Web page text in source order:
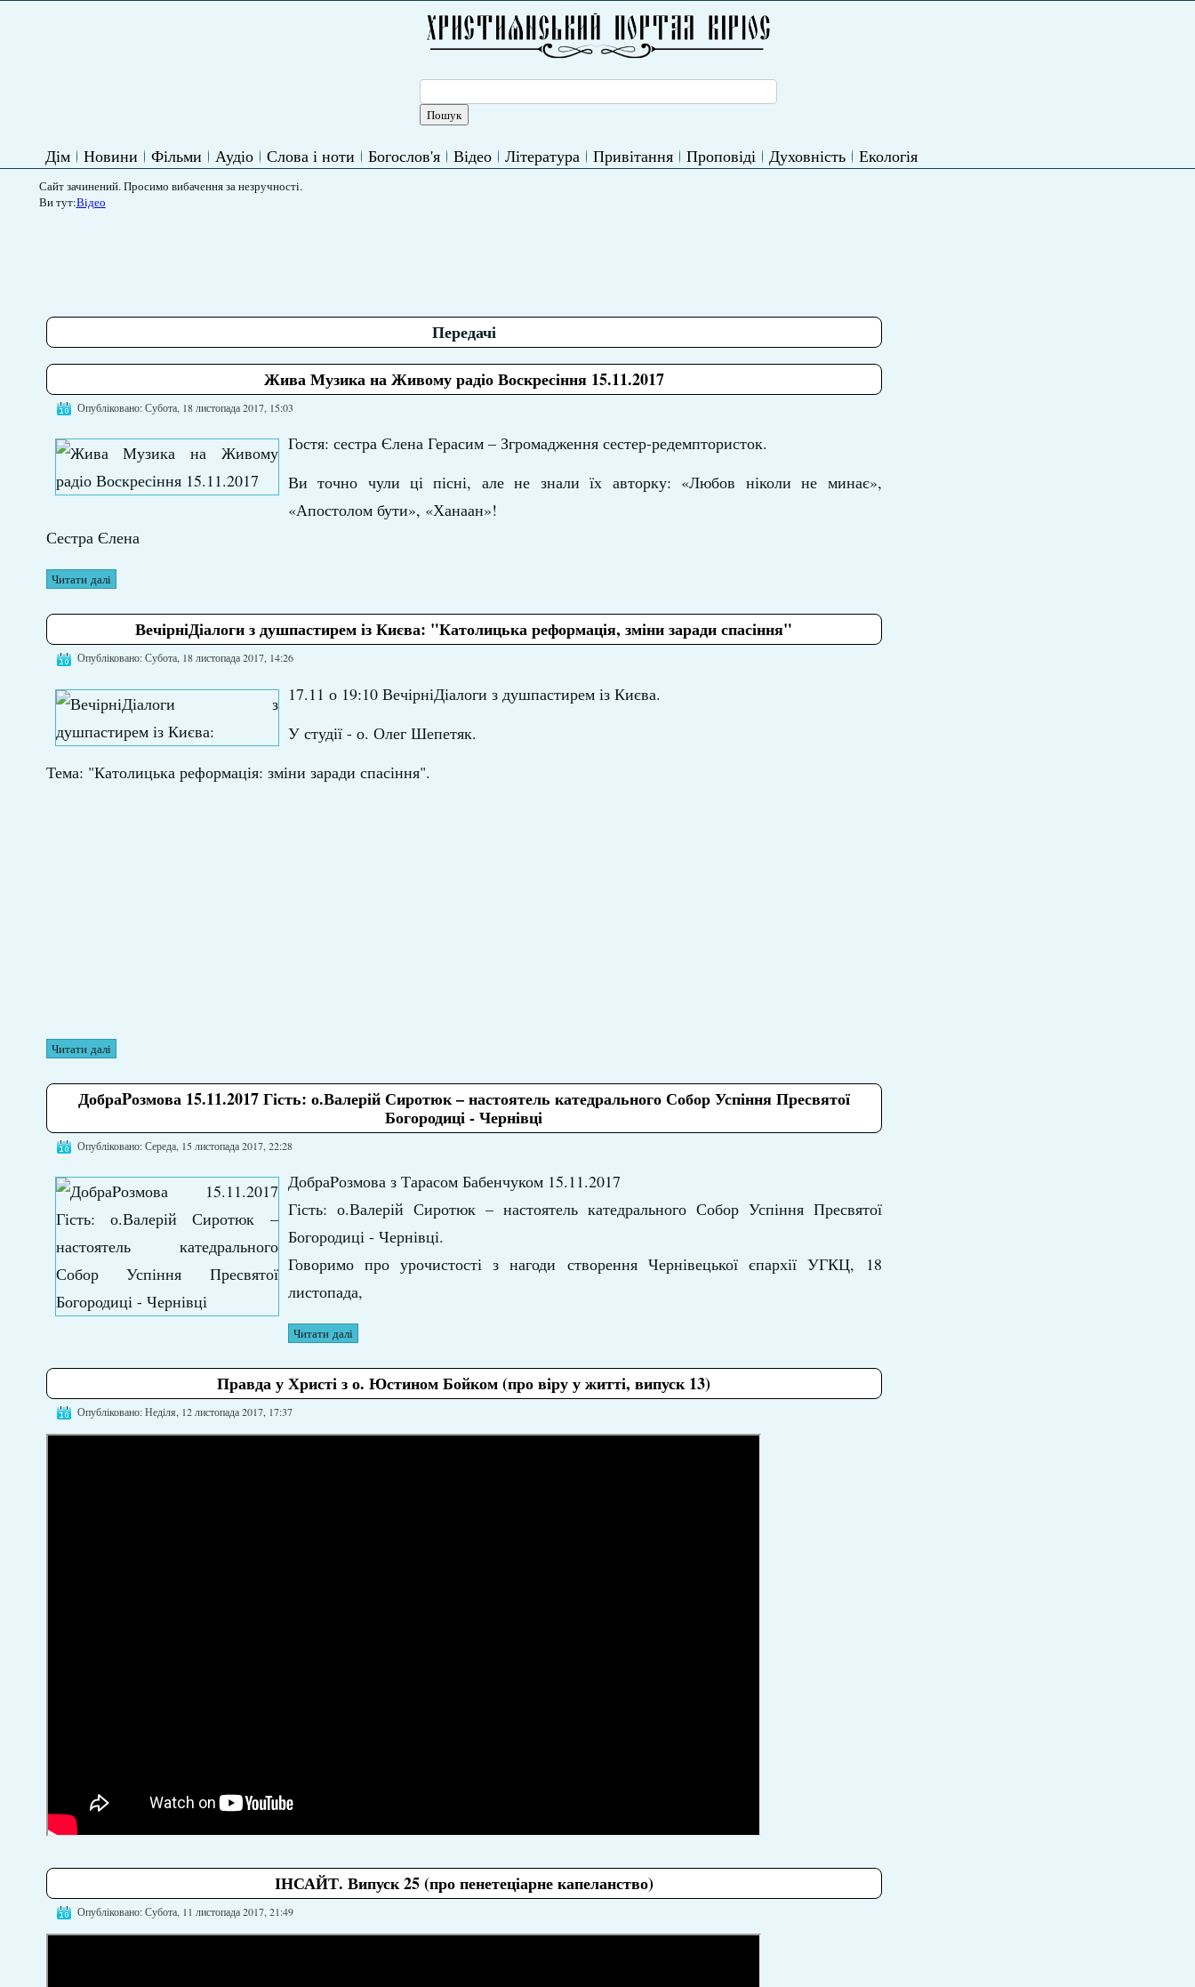
Дім Новини Фільми Аудіо Слова і ноти Богослов'я Відео Література Привітання Проповіді Духовність Екологія
Сайт зачинений. Просимо вибачення за незручності.
Ви тут:Відео
Передачі
Жива Музика на Живому радіо Воскресіння 15.11.2017
Опубліковано: Субота, 18 листопада 2017, 15:03
Гостя: сестра Єлена Герасим – Згромадження сестер-редемптористок.
Ви точно чули ці пісні, але не знали їх авторку: «Любов ніколи не минає»,
«Апостолом бути», «Ханаан»!
Сестра Єлена
Читати далі
ВечірніДіалоги з душпастирем із Києва: "Католицька реформація, зміни заради спасіння"
Опубліковано: Субота, 18 листопада 2017, 14:26
17.11 о 19:10 ВечірніДіалоги з душпастирем із Києва.
У студії - о. Олег Шепетяк.
Тема: "Католицька реформація: зміни заради спасіння".
Читати далі
ДобраPозмова 15.11.2017 Гість: о.Валерій Сиротюк – настоятель катедрального Собор Успіння Пресвятої
Богородиці - Чернівці
Опубліковано: Середа, 15 листопада 2017, 22:28
ДобраPозмова з Тарасом Бабенчуком 15.11.2017
Гість: о.Валерій Сиротюк – настоятель катедрального Собор Успіння Пресвятої
Богородиці - Чернівці.
Говоримо про урочистості з нагоди створення Чернівецької єпархії УГКЦ, 18
листопада,
Читати далі
Правда у Христі з о. Юстином Бойком (про віру у житті, випуск 13)
Опубліковано: Неділя, 12 листопада 2017, 17:37
ІНСАЙТ. Випуск 25 (про пенетеціарне капеланство)
Опубліковано: Субота, 11 листопада 2017, 21:49